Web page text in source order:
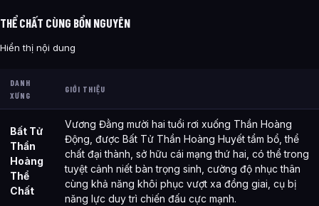
THỂ CHẤT CÙNG BỔN NGUYÊN
Hiển thị nội dung
DANH
XƯNG
GIỚI THIỆU
Bất Tử
Thần
Hoàng
Thể
Chất
Vương Đằng mười hai tuổi rơi xuống Thần Hoàng
Động, được Bất Tử Thần Hoàng Huyết tẩm bổ, thể
chất đại thành, sở hữu cái mạng thứ hai, có thể trong
tuyệt cảnh niết bàn trọng sinh, cường độ nhục thân
cùng khả năng khôi phục vượt xa đồng giai, cụ bị
năng lực duy trì chiến đấu cực mạnh.